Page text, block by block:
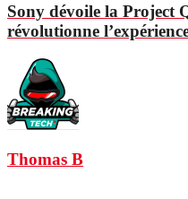
Sony dévoile la Project
révolutionne
Thomas B